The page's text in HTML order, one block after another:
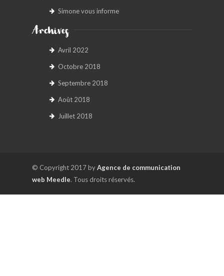
Simone vous informe
Archives
Avril 2022
Octobre 2018
Septembre 2018
Août 2018
Juillet 2018
© Copyright 2017 byAgence de communication
web Meedle. Tous droits réservés.